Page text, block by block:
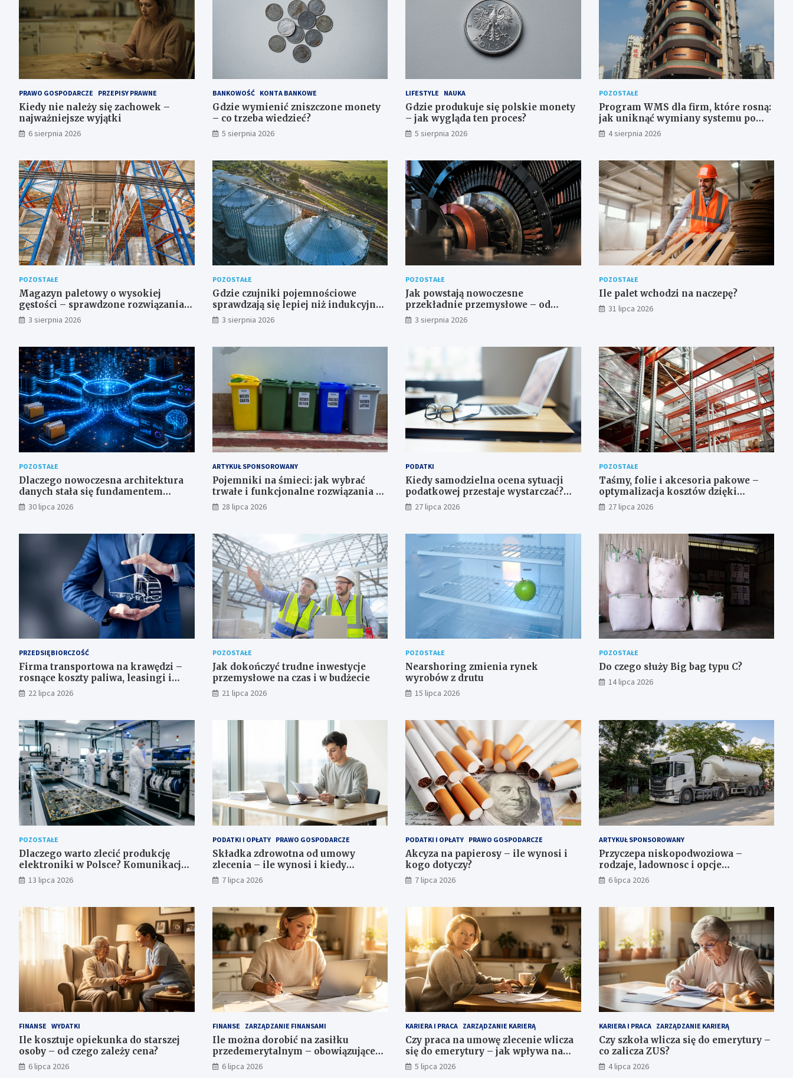
PRAWO GOSPODARCZE PRZEPISY PRAWNE
Kiedy nie należy się zachowek –
najważniejsze wyjątki
6 sierpnia 2026
BANKOWOŚĆ KONTA BANKOWE
Gdzie wymienić zniszczone monety
– co trzeba wiedzieć?
5 sierpnia 2026
LIFESTYLE NAUKA
Gdzie produkuje się polskie monety
– jak wygląda ten proces?
5 sierpnia 2026
POZOSTAŁE
Program WMS dla firm, które rosną:
jak uniknąć wymiany systemu po
roku
4 sierpnia 2026
POZOSTAŁE
Magazyn paletowy o wysokiej
gęstości – sprawdzone rozwiązania
regałowe i transportowe dla
wymagających przestrzeni
3 sierpnia 2026
POZOSTAŁE
Gdzie czujniki pojemnościowe
sprawdzają się lepiej niż indukcyjne
– przegląd zastosowań
3 sierpnia 2026
POZOSTAŁE
Jak powstają nowoczesne
przekładnie przemysłowe – od
projektu CAD do gotowego produktu
3 sierpnia 2026
POZOSTAŁE
Ile palet wchodzi na naczepę?
31 lipca 2026
POZOSTAŁE
Dlaczego nowoczesna architektura
danych stała się fundamentem
analityki i sztucznej inteligencji w
przedsiębiorstwach?
30 lipca 2026
ARTYKUŁ SPONSOROWANY
Pojemniki na śmieci: jak wybrać
trwałe i funkcjonalne rozwiązania do
domu, firmy i instytucji
28 lipca 2026
PODATKI
Kiedy samodzielna ocena sytuacji
podatkowej przestaje wystarczać?
Decyzje wymagające wiedzy, której
nie zastąpi internet
27 lipca 2026
POZOSTAŁE
Taśmy, folie i akcesoria pakowe –
optymalizacja kosztów dzięki
konsolidacji dostaw
27 lipca 2026
PRZEDSIĘBIORCZOŚĆ
Firma transportowa na krawędzi –
rosnące koszty paliwa, leasingi i
widmo niewypłacalności
22 lipca 2026
POZOSTAŁE
Jak dokończyć trudne inwestycje
przemysłowe na czas i w budżecie
21 lipca 2026
POZOSTAŁE
Nearshoring zmienia rynek
wyrobów z drutu
15 lipca 2026
POZOSTAŁE
Do czego służy Big bag typu C?
14 lipca 2026
POZOSTAŁE
Dlaczego warto zlecić produkcję
elektroniki w Polsce? Komunikacja,
jakość i bezpieczeństwo dostaw
13 lipca 2026
PODATKI I OPŁATY PRAWO GOSPODARCZE
Składka zdrowotna od umowy
zlecenia – ile wynosi i kiedy
obowiązuje?
7 lipca 2026
PODATKI I OPŁATY PRAWO GOSPODARCZE
Akcyza na papierosy – ile wynosi i
kogo dotyczy?
7 lipca 2026
ARTYKUŁ SPONSOROWANY
Przyczepa niskopodwoziowa –
rodzaje, ladownosc i opcje
wyposazenia dla bezpiecznego
transportu
6 lipca 2026
FINANSE WYDATKI
Ile kosztuje opiekunka do starszej
osoby – od czego zależy cena?
6 lipca 2026
FINANSE ZARZĄDZANIE FINANSAMI
Ile można dorobić na zasiłku
przedemerytalnym – obowiązujące
progi
6 lipca 2026
KARIERA I PRACA ZARZĄDZANIE KARIERĄ
Czy praca na umowę zlecenie wlicza
się do emerytury – jak wpływa na
staż?
5 lipca 2026
KARIERA I PRACA ZARZĄDZANIE KARIERĄ
Czy szkoła wlicza się do emerytury –
co zalicza ZUS?
4 lipca 2026